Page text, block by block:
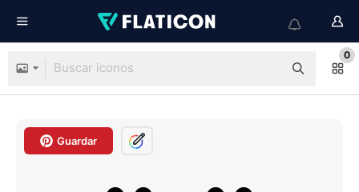
0
Guardar